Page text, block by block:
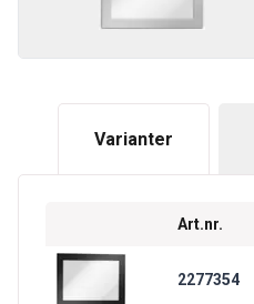
Varianter
Art.nr.
2277354